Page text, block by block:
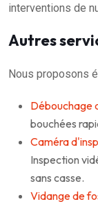
interventions de
Autres
Nous proposons
Débouchage
bouchées
Caméra
Inspection
sans casse.
Vidange de